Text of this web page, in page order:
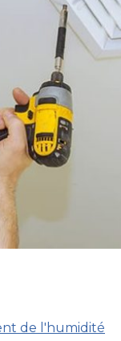
de l'humidité